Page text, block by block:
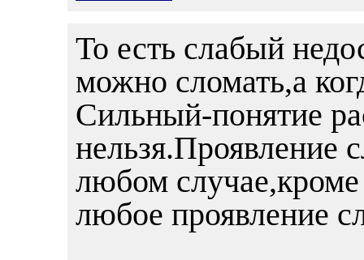
То есть слабый
можно сломать,а
Сильный-понятие
нельзя.Проявление
любом случае,кроме
любое проявление